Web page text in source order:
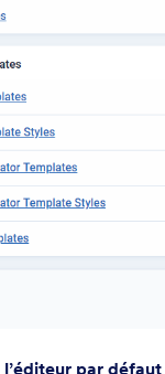
l’éditeur par défaut